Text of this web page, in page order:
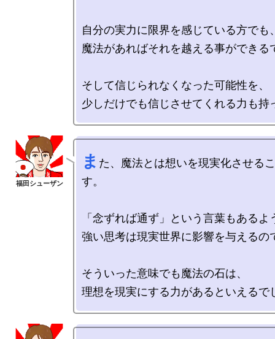
自分の実力に限界を感じている方でも
魔法があればそれを越える事ができる
そして信じられなくなった可能性を、
ま た、魔法とは想いを現実化させる
す。
「念ずれば通ず」という言葉もあるよ
強い思考は現実世界に影響を与えるの
そういった意味でも魔法の石は、